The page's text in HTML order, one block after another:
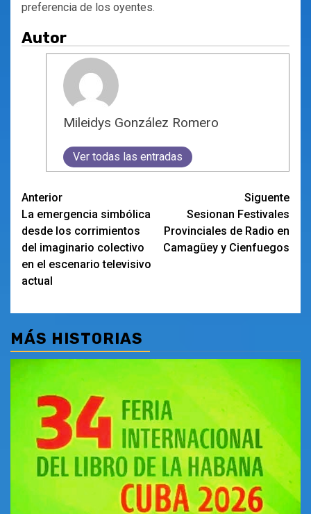
preferencia de los oyentes.
Autor
Mileidys González Romero
Ver todas las entradas
Navegación
de
entradas
Anterior
La emergencia simbólica
desde los corrimientos
del imaginario colectivo
en el escenario televisivo
actual
Siguente
Sesionan Festivales
Provinciales de Radio en
Camagüey y Cienfuegos
MÁS HISTORIAS